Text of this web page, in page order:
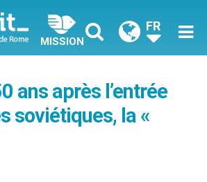
MISSION
FR
ans après l’entrée
soviétiques, la «